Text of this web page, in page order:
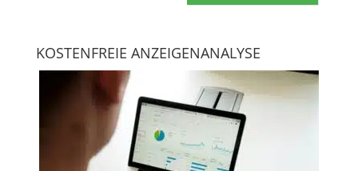
KOSTENFREIE ANZEIGENANALYSE